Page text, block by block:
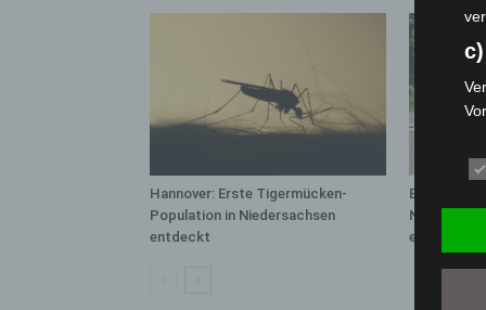
Hannover: Erste Tigermücken-
Population in Niedersachsen
entdeckt
Brand im
eingedämmt